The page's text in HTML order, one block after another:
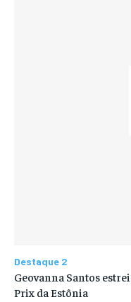
Destaque 2
Geovanna Santos
Prix da Estônia